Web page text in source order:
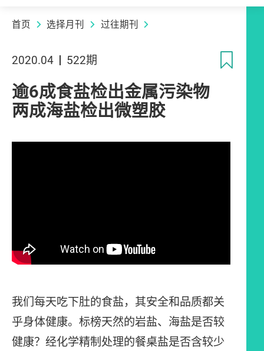
首页 选择月刊 过往期刊
2020.04 522期
逾6成食盐检出金属污染物
两成海盐检出微塑胶
我们每天吃下肚的食盐，其安全和品质都关
乎身体健康。标榜天然的岩盐、海盐是否较
健康？经化学精制处理的餐桌盐是否含较少